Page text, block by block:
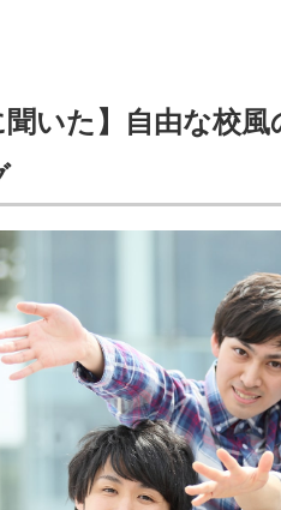
聞いた】自由な校